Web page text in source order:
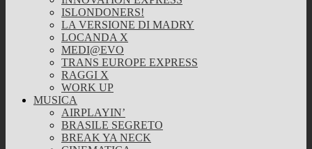
ISLONDONERS!
LA VERSIONE DI MADRY
LOCANDA X
MEDI@EVO
TRANS EUROPE EXPRESS
RAGGI X
WORK UP
MUSICA
AIRPLAYIN’
BRASILE SEGRETO
BREAK YA NECK